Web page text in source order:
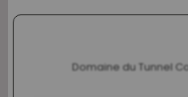
Domaine du Tunnel